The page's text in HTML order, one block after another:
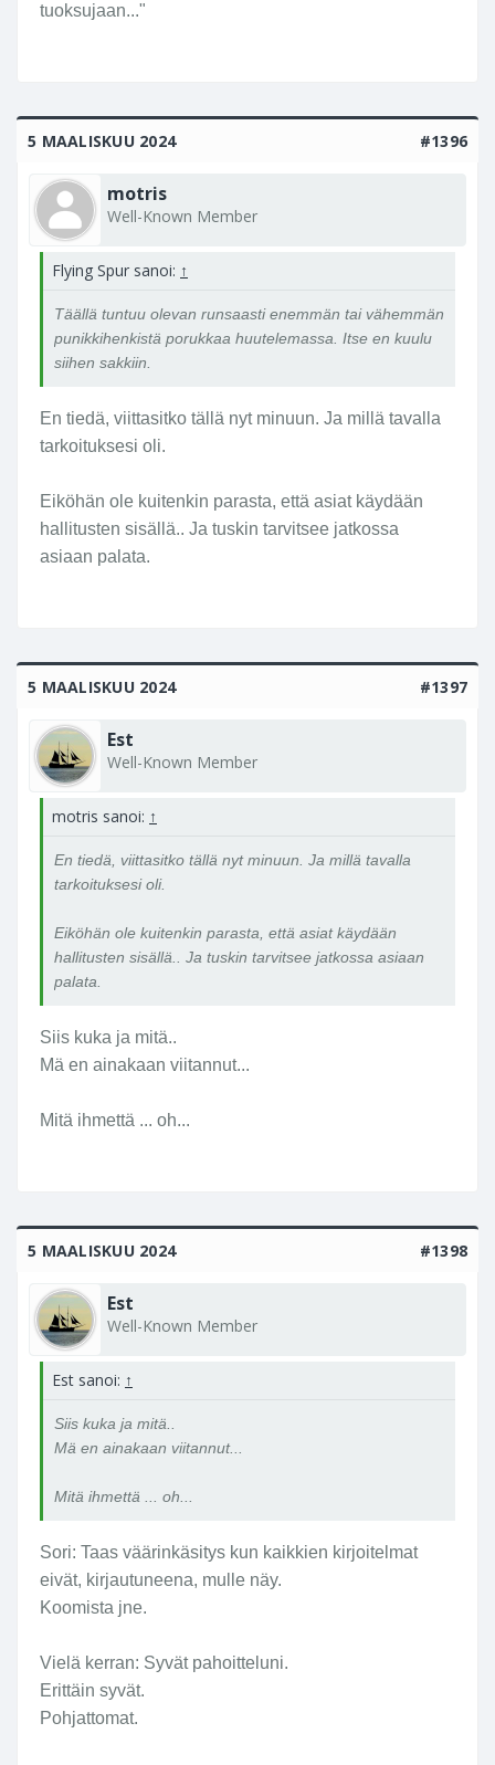
tuoksujaan..."
5 MAALISKUU 2024 #1396
motris
Well-Known Member
Flying Spur sanoi: ↑
Täällä tuntuu olevan runsaasti enemmän tai vähemmän
punikkihenkistä porukkaa huutelemassa. Itse en kuulu
siihen sakkiin.
En tiedä, viittasitko tällä nyt minuun. Ja millä tavalla
tarkoituksesi oli.
Eiköhän ole kuitenkin parasta, että asiat käydään
hallitusten sisällä.. Ja tuskin tarvitsee jatkossa
asiaan palata.
5 MAALISKUU 2024 #1397
Est
Well-Known Member
motris sanoi: ↑
En tiedä, viittasitko tällä nyt minuun. Ja millä tavalla
tarkoituksesi oli.
Eiköhän ole kuitenkin parasta, että asiat käydään
hallitusten sisällä.. Ja tuskin tarvitsee jatkossa asiaan
palata.
Siis kuka ja mitä..
Mä en ainakaan viitannut...
Mitä ihmettä ... oh...
5 MAALISKUU 2024 #1398
Est
Well-Known Member
Est sanoi: ↑
Siis kuka ja mitä..
Mä en ainakaan viitannut...
Mitä ihmettä ... oh...
Sori: Taas väärinkäsitys kun kaikkien kirjoitelmat
eivät, kirjautuneena, mulle näy.
Koomista jne.
Vielä kerran: Syvät pahoitteluni.
Erittäin syvät.
Pohjattomat.